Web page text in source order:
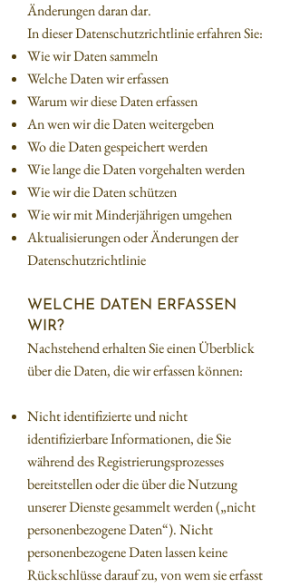
Änderungen daran dar.
In dieser Datenschutzrichtlinie erfahren Sie:
Wie wir Daten sammeln
Welche Daten wir erfassen
Warum wir diese Daten erfassen
An wen wir die Daten weitergeben
Wo die Daten gespeichert werden
Wie lange die Daten vorgehalten werden
Wie wir die Daten schützen
Wie wir mit Minderjährigen umgehen
Aktualisierungen oder Änderungen der
Datenschutzrichtlinie
WELCHE DATEN ERFASSEN
WIR?
Nachstehend erhalten Sie einen Überblick
über die Daten, die wir erfassen können:
Nicht identifizierte und nicht
identifizierbare Informationen, die Sie
während des Registrierungsprozesses
bereitstellen oder die über die Nutzung
unserer Dienste gesammelt werden („nicht
personenbezogene Daten“). Nicht
personenbezogene Daten lassen keine
Rückschlüsse darauf zu, von wem sie erfasst